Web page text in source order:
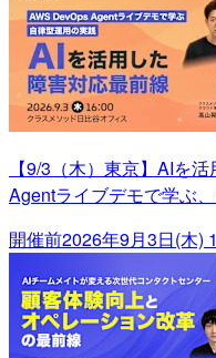
【9/3（木）東京】AIを
Agentライブデモで学ぶ
開催前2026年9月3日(木)